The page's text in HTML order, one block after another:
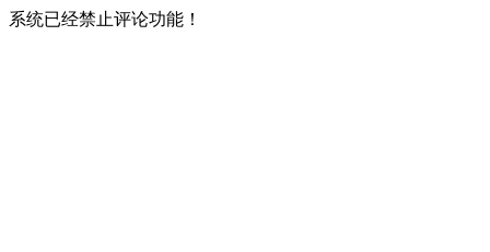
系统已经禁止评论功能！